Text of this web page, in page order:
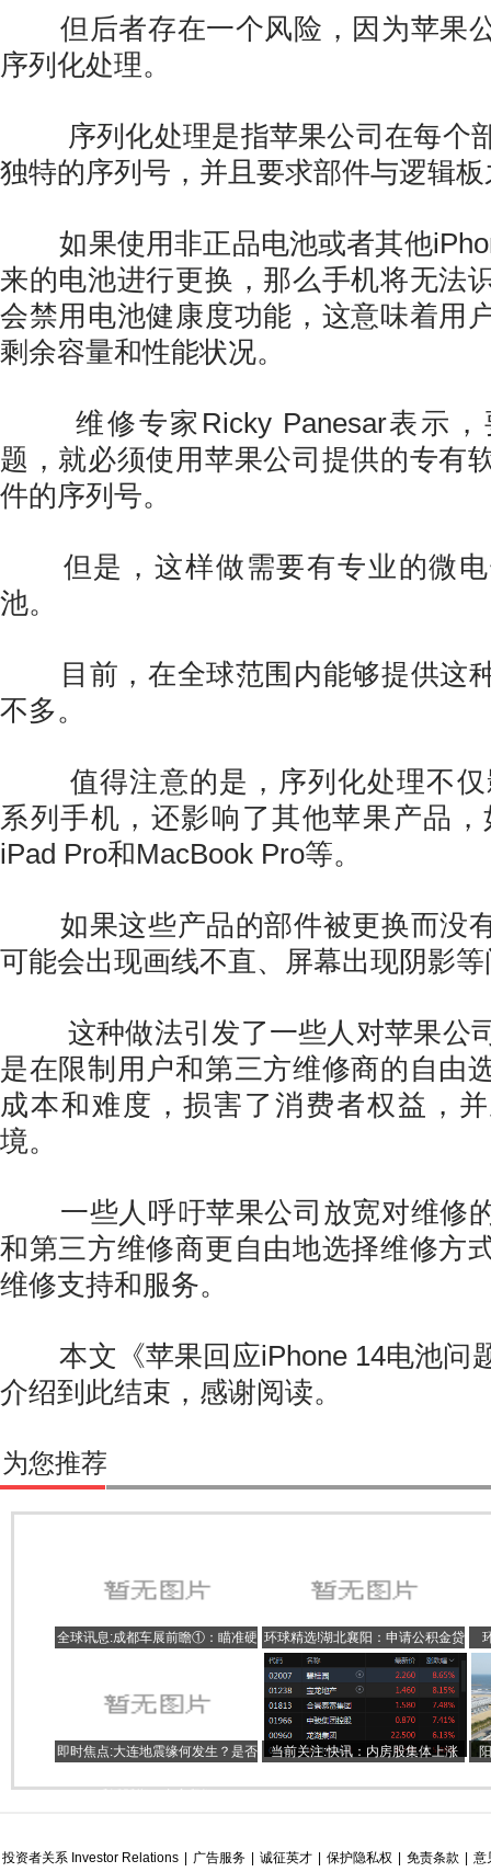
但后者存在一个风险，因为苹果
序列化处理。
序列化处理是指苹果公司在每个
独特的序列号，并且要求部件与逻辑
如果使用非正品电池或者其他
来的电池进行更换，那么手机将无法
会禁用电池健康度功能，这意味着用
剩余容量和性能状况。
维修专家Ricky Panesar表示，
题，就必须使用苹果公司提供的专有
件的序列号。
但是，这样做需要有专业的微电
池。
目前，在全球范围内能够提供这
不多。
值得注意的是，序列化处理不仅
系列手机，还影响了其他苹果产品，
iPad Pro和MacBook Pro等。
如果这些产品的部件被更换而没
可能会出现画线不直、屏幕出现阴影
这种做法引发了一些人对苹果公
是在限制用户和第三方维修商的自由
成本和难度，损害了消费者权益，
境。
一些人呼吁苹果公司放宽对维修
和第三方维修商更自由地选择维修方
维修支持和服务。
本文《苹果回应iPhone 14电池问
介绍到此结束，感谢阅读。
为您推荐
全球讯息:成都车展前瞻①：瞄准硬 环球精选!湖北襄阳：申请公积金贷
款可添加共同还款人
即时焦点:大连地震缘何发生？是否
当前关注:快讯：内房股集体上涨
投资者关系 Investor Relations 广告服务 诚征英才 保护隐私权 免责条款 意